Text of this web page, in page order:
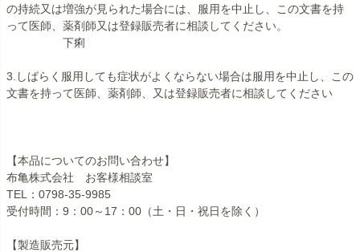
の持続又は増強が見られた場合には、服用を中止し、この文書を持
って医師、薬剤師又は登録販売者に相談してください。
下痢
3.しばらく服用しても症状がよくならない場合は服用を中止し、この
文書を持って医師、薬剤師、又は登録販売者に相談してください
【本品についてのお問い合わせ】
布亀株式会社 お客様相談室
TEL：0798-35-9985
受付時間：9：00～17：00（土・日・祝日を除く）
【製造販売元】